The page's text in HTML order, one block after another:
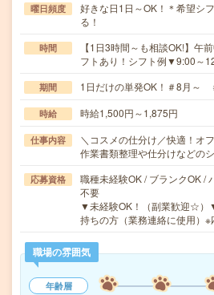
曜日頻度
好きな日1日～OK！＊希望シ
る！
時間
【1日3時間～も相談OK!】午
フトあり！シフト例▼9:00～
期間 1日だけの単発OK！＃8月～
時給 時給1,500円～1,875円
仕事内容
＼コスメの仕分け／快適！オ
作業書類整理や仕分けなどの
応募資格
職種未経験OK / ブランクOK /
不要
▼未経験OK！（副業歓迎☆
持ちの方（業務連絡に使用）
職場の雰囲気
年齢層